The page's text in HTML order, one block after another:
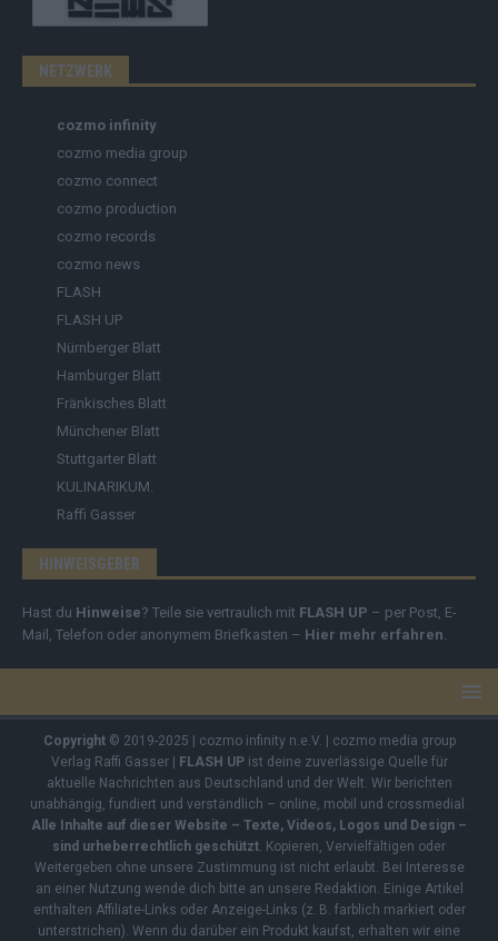
NETZWERK
cozmo infinity
cozmo media group
cozmo connect
cozmo production
cozmo records
cozmo news
FLASH
FLASH UP
Nürnberger Blatt
Hamburger Blatt
Fränkisches Blatt
Münchener Blatt
Stuttgarter Blatt
KULINARIKUM.
Raffi Gasser
HINWEISGEBER
Hast du Hinweise? Teile sie vertraulich mit FLASH UP – per Post, E-
Mail, Telefon oder anonymem Briefkasten – Hier mehr erfahren.
Copyright© 2019-2025 | cozmo infinity n.e.V. | cozmo media group
Verlag Raffi Gasser |
FLASH UPist deine zuverlässige Quelle für
aktuelle Nachrichten aus Deutschland und der Welt. Wir berichten
unabhängig, fundiert und verständlich – online, mobil und crossmedial.
Alle Inhalte auf dieser Website – Texte, Videos, Logos und Design –
sind urheberrechtlich geschützt. Kopieren, Vervielfältigen oder
Weitergeben ohne unsere Zustimmung ist nicht erlaubt. Bei Interesse
an einer Nutzung wende dich bitte an unsere Redaktion. Einige Artikel
enthalten Affiliate-Links oder Anzeige-Links (z. B. farblich markiert oder
unterstrichen). Wenn du darüber ein Produkt kaufst, erhalten wir eine